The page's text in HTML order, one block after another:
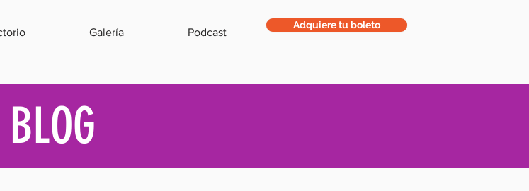
Galería Podcast
Adquiere tu boleto
BLOG